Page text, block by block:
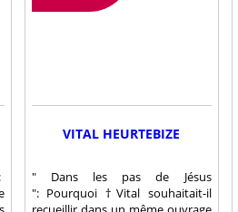
VITAL HEURTEBIZE
" Dans les pas de Jésus
": Pourquoi †Vital souhaitait-il